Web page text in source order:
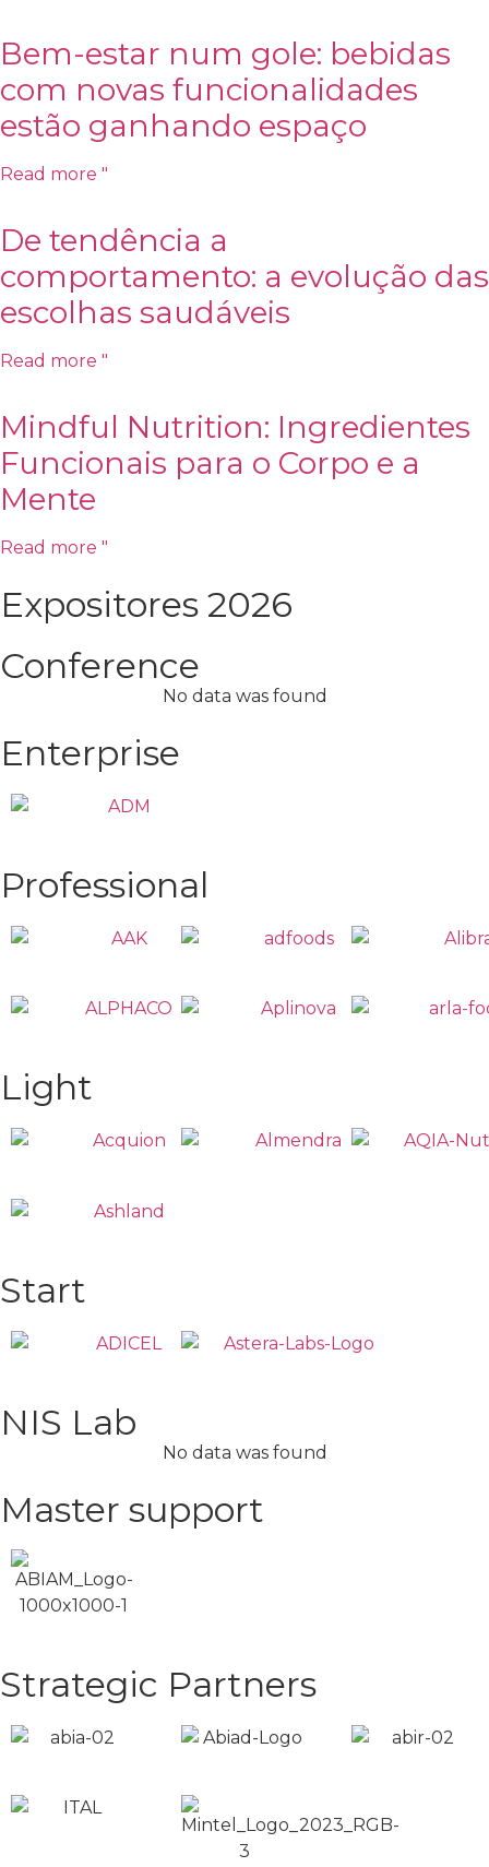
Bem-estar num gole: bebidas
com novas funcionalidades
estão ganhando espaço
Read more "
De tendência a
comportamento: a evolução das
escolhas saudáveis
Read more "
Mindful Nutrition: Ingredientes
Funcionais para o Corpo e a
Mente
Read more "
Expositores 2026
Conference
No data was found
Enterprise
Professional
Light
Start
NIS Lab
No data was found
Master support
Strategic Partners